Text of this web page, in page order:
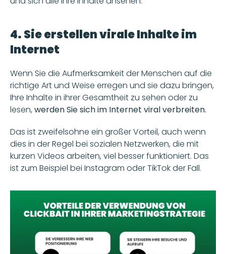
4. Sie erstellen virale Inhalte im
Internet
Wenn Sie die Aufmerksamkeit der Menschen auf die
richtige Art und Weise erregen und sie dazu bringen,
Ihre Inhalte in ihrer Gesamtheit zu sehen oder zu
lesen, werden Sie sich im Internet viral verbreiten.
Das ist zweifelsohne ein großer Vorteil, auch wenn
dies in der Regel bei sozialen Netzwerken, die mit
kurzen Videos arbeiten, viel besser funktioniert. Das
ist zum Beispiel bei Instagram oder TikTok der Fall.